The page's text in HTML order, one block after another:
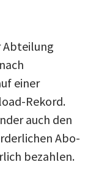
Abteilung
einer
Rekord.
auch den
Abo-
bezahlen.